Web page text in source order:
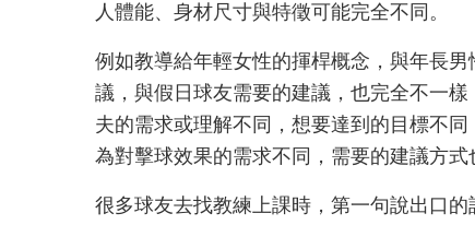
人體能、身材尺寸與特徵可能完全不同。
例如教導給年輕女性的揮桿概念，與年長
議，與假日球友需要的建議，也完全不一
夫的需求或理解不同，想要達到的目標不
為對擊球效果的需求不同，需要的建議方式
很多球友去找教練上課時，第一句說出口